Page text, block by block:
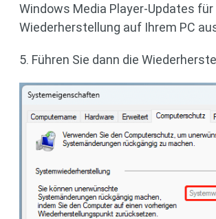
Windows Media Player-Updates für
Wiederherstellung auf Ihrem PC
5. Führen Sie dann die